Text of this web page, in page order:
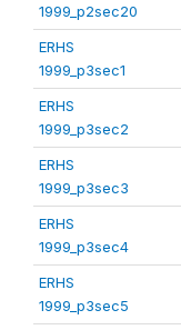
1999_p2sec20
ERHS
1999_p3sec1
ERHS
1999_p3sec2
ERHS
1999_p3sec3
ERHS
1999_p3sec4
ERHS
1999_p3sec5